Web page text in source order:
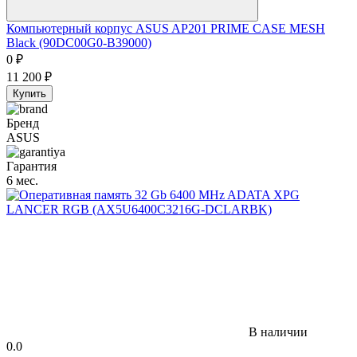
Компьютерный корпус ASUS AP201 PRIME CASE MESH
Black (90DC00G0-B39000)
0 ₽
11 200 ₽
Купить
Бренд
ASUS
Гарантия
6 мес.
В наличии
0.0